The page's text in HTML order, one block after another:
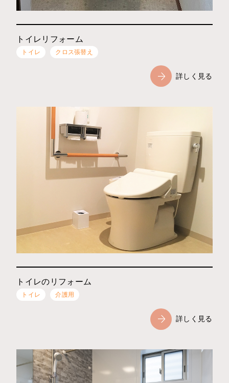
トイレリフォーム
トイレ クロス張替え
詳しく見る
トイレのリフォーム
トイレ 介護用
詳しく見る